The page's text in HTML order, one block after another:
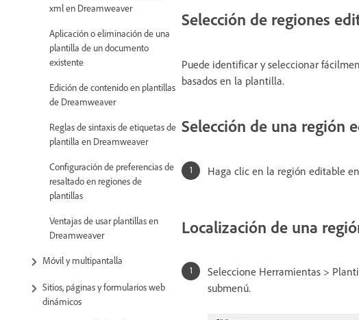
xml en Dreamweaver
Aplicación o eliminación de una
plantilla de un documento
existente
Edición de contenido en plantillas
de Dreamweaver
Reglas de sintaxis de etiquetas de
plantilla en Dreamweaver
Configuración de preferencias de
resaltado en regiones de
plantillas
Ventajas de usar plantillas en
Dreamweaver
Móvil y multipantalla
Sitios, páginas y formularios web
dinámicos
Selección de regiones
Puede identificar y seleccionar
basados en la plantilla.
Selección de una región
Haga clic en la región editable
Localización de una
Seleccione Herramientas >
submenú.